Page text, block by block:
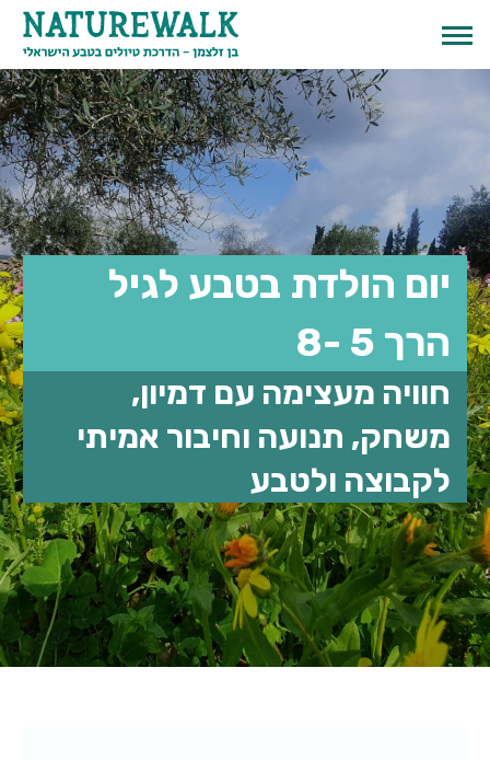
English
יום הולדת בטבע לגיל
הרך 5 -8
חוויה מעצימה עם דמיון,
משחק, תנועה וחיבור אמיתי
לקבוצה ולטבע